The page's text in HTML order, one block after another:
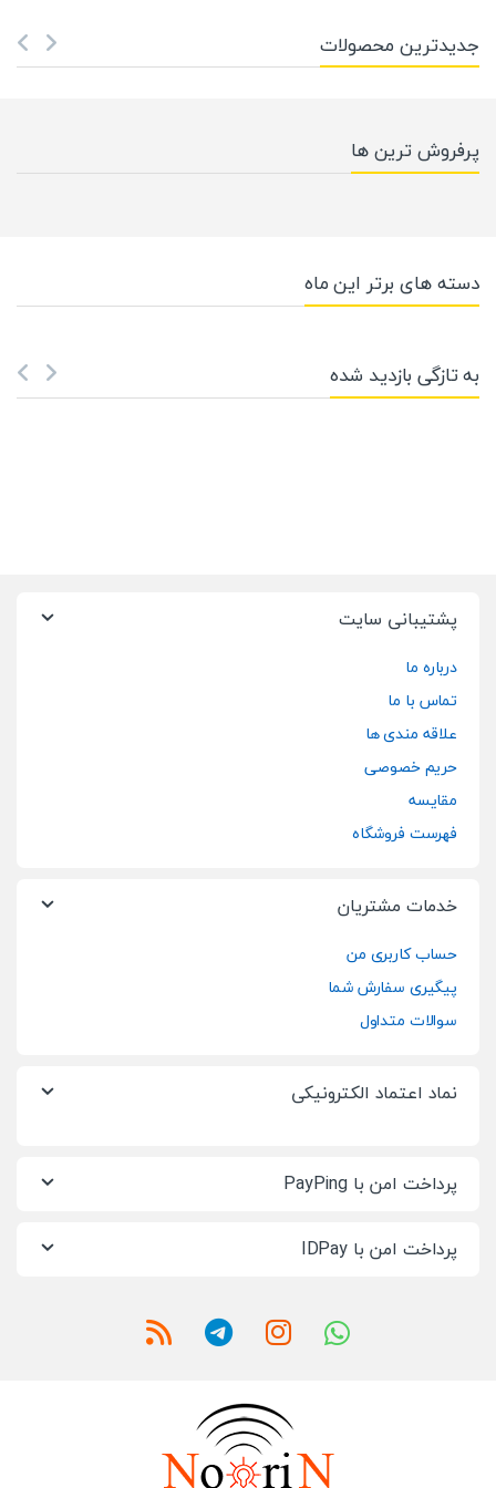
جدیدترین محصولات
پرفروش ترین ها
دسته های برتر این ماه
به تازگی بازدید شده
پشتیبانی سایت
درباره ما
تماس با ما
علاقه مندی ها
حریم خصوصی
مقایسه
فهرست فروشگاه
خدمات مشتریان
حساب کاربری من
پیگیری سفارش شما
سوالات متداول
نماد اعتماد الکترونیکی
پرداخت امن با PayPing
پرداخت امن با IDPay